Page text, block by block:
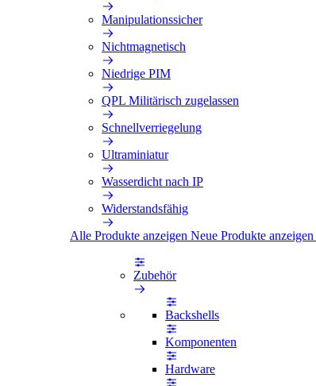
Manipulationssicher
Nichtmagnetisch
Niedrige PIM
QPL Militärisch zugelassen
Schnellverriegelung
Ultraminiatur
Wasserdicht nach IP
Widerstandsfähig
Alle Produkte anzeigen Neue Produkte anzeigen
Zubehör
Backshells
Komponenten
Hardware